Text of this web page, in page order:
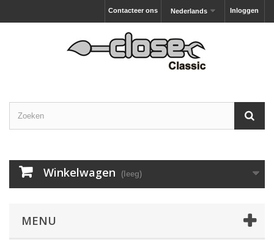
Inloggen
Nederlands
Contacteer ons
Winkelwagen (leeg)
MENU